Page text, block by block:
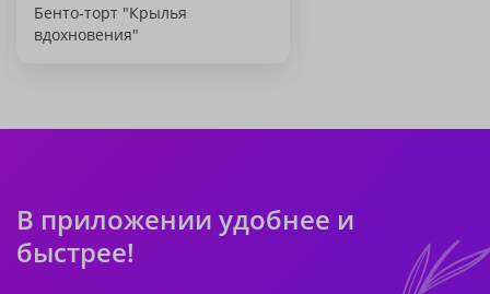
Бенто-торт "Крылья
вдохновения"
В приложении удобнее и
быстрее!